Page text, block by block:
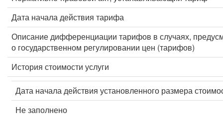
Дата начала действия тарифа
Описание дифференциации тарифов в случаях,
о государственном регулировании цен (тарифов)
История стоимости услуги
Дата начала действия установленного размера
Не заполнено